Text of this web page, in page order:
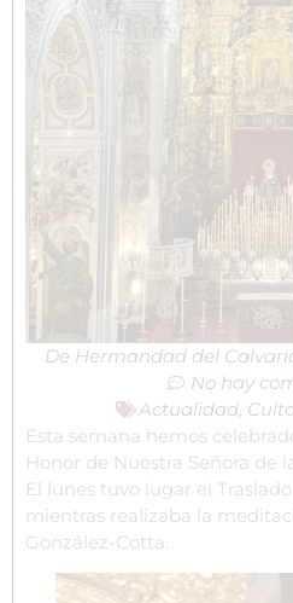
De Hermandad del
No hay
Actualidad
Esta semana hemos
Honor de Nuestra Señora de
El lunes tuvo lugar el
mientras realizaba la
González-Cotta.